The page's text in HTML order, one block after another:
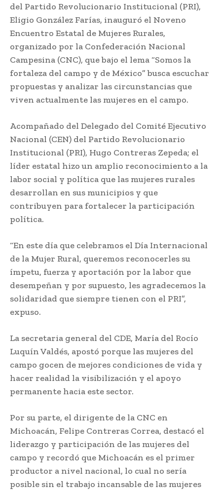
del Partido Revolucionario Institucional (PRI),
Eligio González Farías, inauguró el Noveno
Encuentro Estatal de Mujeres Rurales,
organizado por la Confederación Nacional
Campesina (CNC), que bajo el lema “Somos la
fortaleza del campo y de México” busca escuchar
propuestas y analizar las circunstancias que
viven actualmente las mujeres en el campo.
Acompañado del Delegado del Comité Ejecutivo
Nacional (CEN) del Partido Revolucionario
Institucional (PRI), Hugo Contreras Zepeda; el
líder estatal hizo un amplio reconocimiento a la
labor social y política que las mujeres rurales
desarrollan en sus municipios y que
contribuyen para fortalecer la participación
política.
“En este día que celebramos el Día Internacional
de la Mujer Rural, queremos reconocerles su
ímpetu, fuerza y aportación por la labor que
desempeñan y por supuesto, les agradecemos la
solidaridad que siempre tienen con el PRI”,
expuso.
La secretaria general del CDE, María del Rocío
Luquín Valdés, apostó porque las mujeres del
campo gocen de mejores condiciones de vida y
hacer realidad la visibilización y el apoyo
permanente hacia este sector.
Por su parte, el dirigente de la CNC en
Michoacán, Felipe Contreras Correa, destacó el
liderazgo y participación de las mujeres del
campo y recordó que Michoacán es el primer
productor a nivel nacional, lo cual no sería
posible sin el trabajo incansable de las mujeres